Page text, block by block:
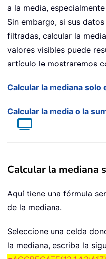
a la media,
Sin embargo, si sus
filtradas, calcular la
valores visibles puede
artículo le mostraremos
Calcular la mediana solo
Calcular la media o la
Calcular la mediana
Aquí tiene una fórmula
de la mediana.
Seleccione una celda
la mediana, escriba la